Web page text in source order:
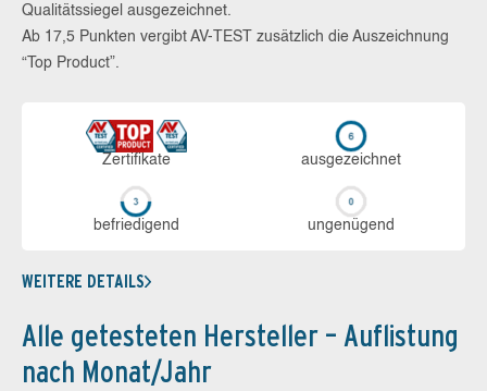
Qualitätssiegel ausgezeichnet.
Ab 17,5 Punkten vergibt AV-TEST zusätzlich die Auszeichnung
“Top Product”.
Zerti­fikate aus­ge­zeich­net
be­frie­di­gend un­ge­nü­gend
WEITERE DETAILS
Alle getesteten Hersteller – Auflistung
nach Monat/Jahr